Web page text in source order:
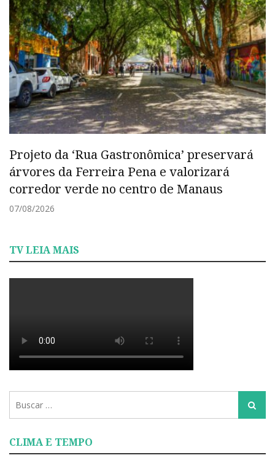
Projeto da ‘Rua Gastronômica’ preservará
árvores da Ferreira Pena e valorizará
corredor verde no centro de Manaus
07/08/2026
TV LEIA MAIS
para:
Busca
CLIMA E TEMPO